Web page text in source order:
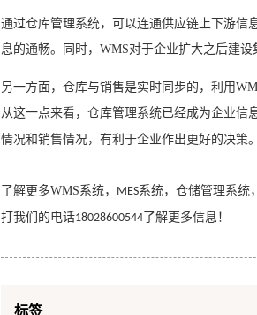
通过仓库管理系统，可以连通供应链上下游信
息的通畅。同时， WMS对于企业扩大之后建设
另一方面，仓库与销售是实时同步的，利用
从这一点来看，仓库管理系统已经成为企业信
情况和销售情况，有利于企业作出更好的决策。
了解更多WMS系统， MES系统，仓储管理系统
打我们的电话18028600544 了解更多信息！
标签